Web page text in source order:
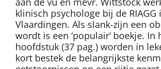
klinisch psychologe bij de RIAGG
Vlaardingen. Als slank-zijn een
wordt is een ‘populair’ boekje. In
hoofdstuk (37 pag.) worden in
kort bestek de belangrijkste